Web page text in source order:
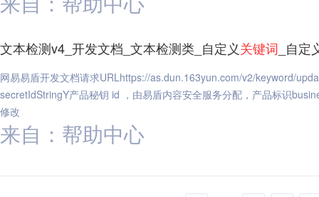
文本检测v4_开发文档_文本检测类_自定义关键词 _自定
网易易盾开发文档请求URLhttps://as.dun.163yun.com/v2/keyword/
secretIdStringY产品秘钥 id ，由易盾内容安全服务分配，产品标识
修改
来自：帮助中心